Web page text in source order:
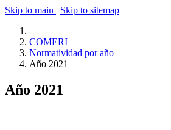
Skip to main | Skip to sitemap
COMERI
Normatividad por año
Año 2021
Año 2021